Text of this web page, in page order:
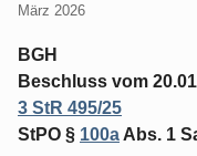
März 2026
BGH
Beschluss vom
3 StR 495/25
StPO § 100a Abs. 1